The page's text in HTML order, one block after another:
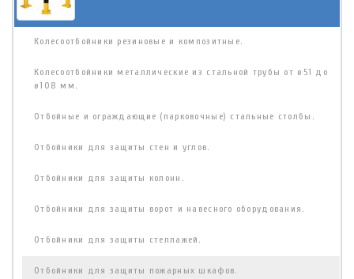
Колесоотбойники резиновые и композитные.
Колесоотбойники металлические из стальной трубы от ø51 до
ø108 мм.
Отбойные и ограждающие (парковочные) стальные столбы.
Отбойники для защиты стен и углов.
Отбойники для защиты колонн.
Отбойники для защиты ворот и навесного оборудования.
Отбойники для защиты стеллажей.
Отбойники для защиты пожарных шкафов.